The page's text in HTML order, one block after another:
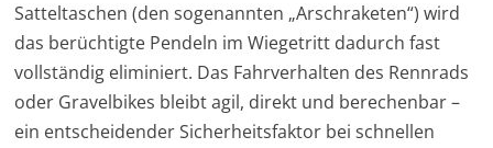
Satteltaschen (den sogenannten „Arschraketen“) wird
das berüchtigte Pendeln im Wiegetritt dadurch fast
vollständig eliminiert. Das Fahrverhalten des Rennrads
oder Gravelbikes bleibt agil, direkt und berechenbar –
ein entscheidender Sicherheitsfaktor bei schnellen